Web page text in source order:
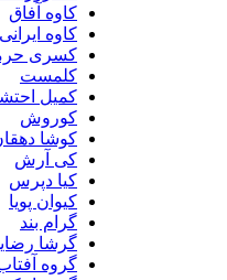
کاوه آفاق
کاوه ایرانی
کسری حرمتی پور
کلمست
کمیل احتشام
کوروش
کوشا دهقان
کی آرش
کیا دپرس
کیوان پویا
گرام بند
گرشا رضایی
گروه آفتاب